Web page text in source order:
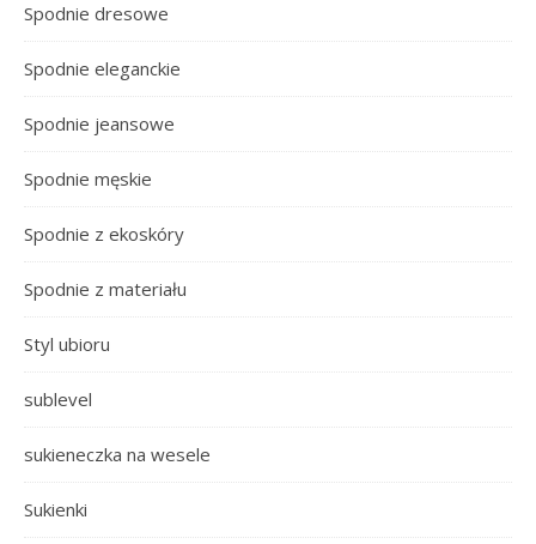
Spodnie dresowe
Spodnie eleganckie
Spodnie jeansowe
Spodnie męskie
Spodnie z ekoskóry
Spodnie z materiału
Styl ubioru
sublevel
sukieneczka na wesele
Sukienki